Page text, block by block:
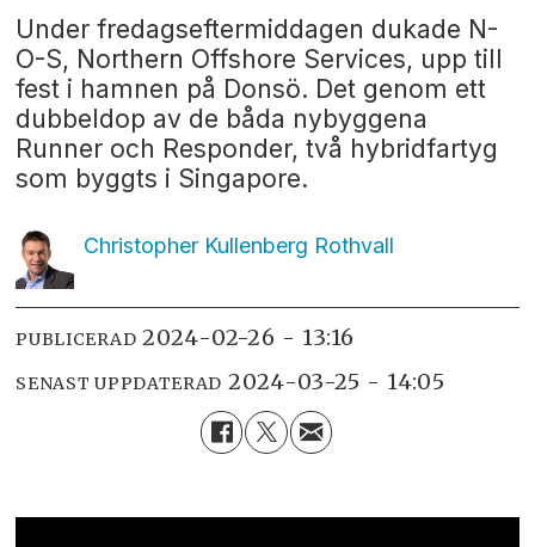
Under fredagseftermiddagen dukade N-
O-S, Northern Offshore Services, upp till
fest i hamnen på Donsö. Det genom ett
dubbeldop av de båda nybyggena
Runner och Responder, två hybridfartyg
som byggts i Singapore.
Christopher Kullenberg Rothvall
PUBLICERAD 2024-02-26 - 13:16
SENAST UPPDATERAD 2024-03-25 - 14:05